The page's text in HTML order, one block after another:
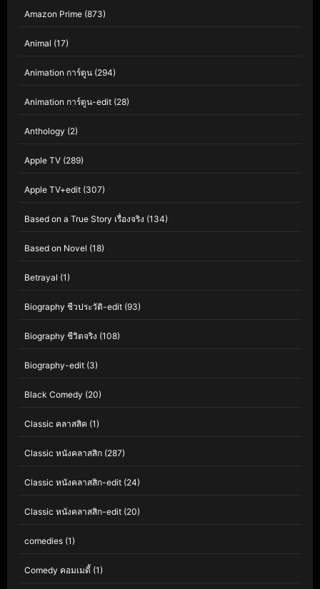
Amazon Prime (873)
Animal (17)
Animation การ์ตูน (294)
Animation การ์ตูน-edit (28)
Anthology (2)
Apple TV (289)
Apple TV+edit (307)
Based on a True Story เรื่องจริง (134)
Based on Novel (18)
Betrayal (1)
Biography ชีวประวัติ-edit (93)
Biography ชีวิตจริง (108)
Biography-edit (3)
Black Comedy (20)
Classic คลาสสิค (1)
Classic หนังคลาสสิก (287)
Classic หนังคลาสสิก-edit (24)
Classic หนังคลาสสิก-edit (20)
comedies (1)
Comedy คอมเมดี้ (1)